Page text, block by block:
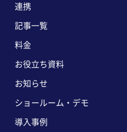
連携
記事一覧
料金
お役立ち資料
お知らせ
ショールーム・デモ
導入事例